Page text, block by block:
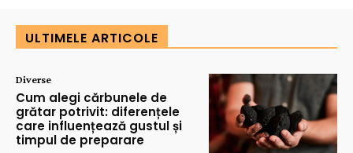
ULTIMELE ARTICOLE
Diverse
Cum alegi cărbunele de
grătar potrivit: diferențele
care influențează gustul și
timpul de preparare